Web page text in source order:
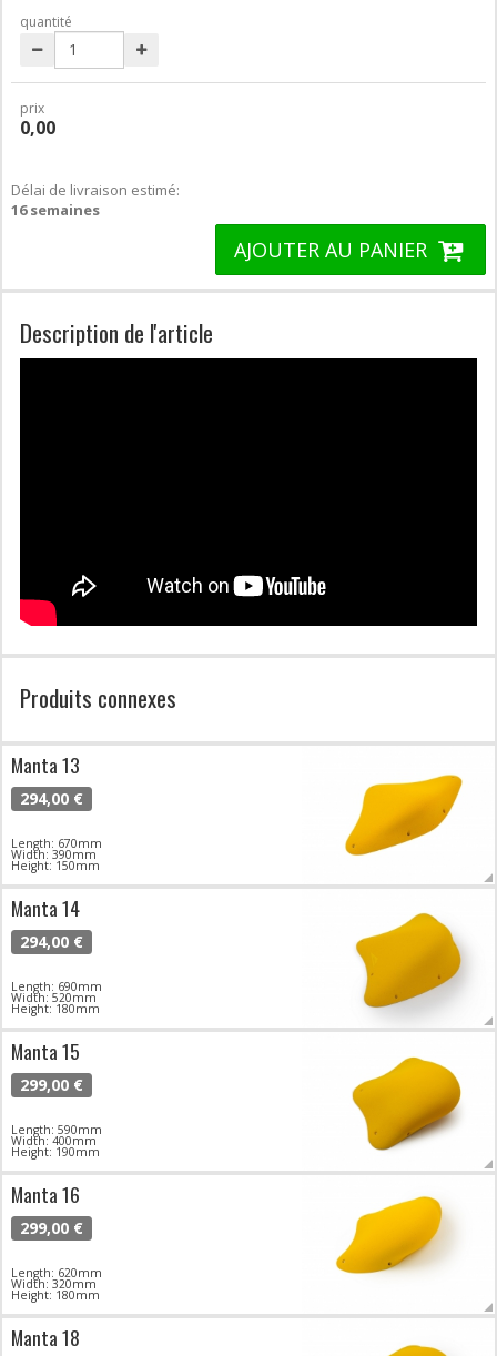
quantité
prix
0,00
Délai de livraison estimé:
16 semaines
AJOUTER AU PANIER
Description de l'article
Produits connexes
Manta 13
294,00 €
Length: 670mm
Width: 390mm
Height: 150mm
Manta 14
294,00 €
Length: 690mm
Width: 520mm
Height: 180mm
Manta 15
299,00 €
Length: 590mm
Width: 400mm
Height: 190mm
Manta 16
299,00 €
Length: 620mm
Width: 320mm
Height: 180mm
Manta 18